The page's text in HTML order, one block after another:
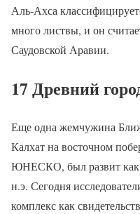
Аль-Ахса
много листвы, и он
Саудовской Аравии.
17 Древний
Еще одна жемчужина
Калхат на восточном
ЮНЕСКО, был развит как
н.э. Сегодня
комплекс как